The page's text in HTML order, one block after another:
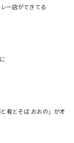
ー店ができてる
肴とそば おおの」がオ